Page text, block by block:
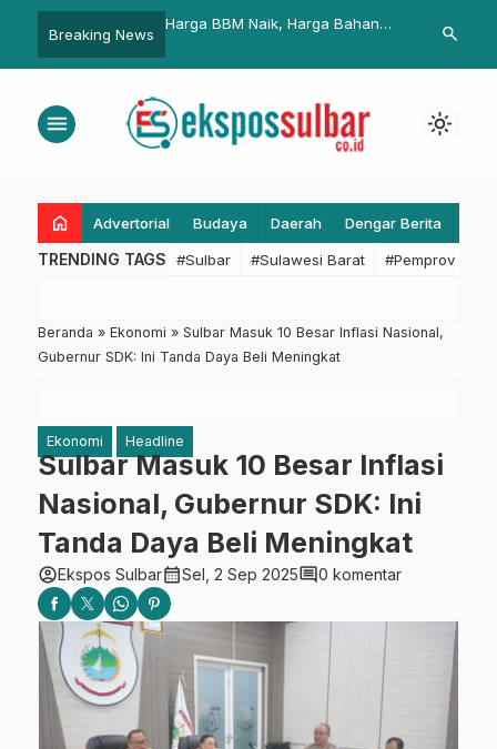
Breaking News
Melambung
Dana Pusat Dipangkas Rp330
dengan Efisiensi
Kadis
Akselerasi
search
menu light_mode
home Advertorial Budaya Daerah Dengar Berita
TRENDING TAGS #Sulbar #Sulawesi Barat #Pemprov
Beranda » Ekonomi » Sulbar Masuk 10 Besar Inflasi Nasional,
Gubernur SDK: Ini Tanda Daya Beli Meningkat
Ekonomi Headline
Sulbar Masuk 10 Besar Inflasi
Nasional, Gubernur SDK: Ini
Tanda Daya Beli Meningkat
account_circleEkspos Sulbarcalendar_monthSel, 2 Sep 2025comment0 komentar